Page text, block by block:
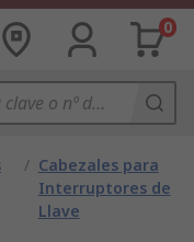
0
/ Cabezales para
Interruptores de
Llave